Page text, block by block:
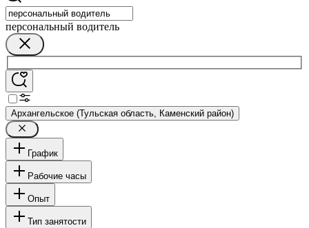
персональный водитель
Архангельское (Тульская область, Каменский район)
График
Рабочие часы
Опыт
Тип занятости